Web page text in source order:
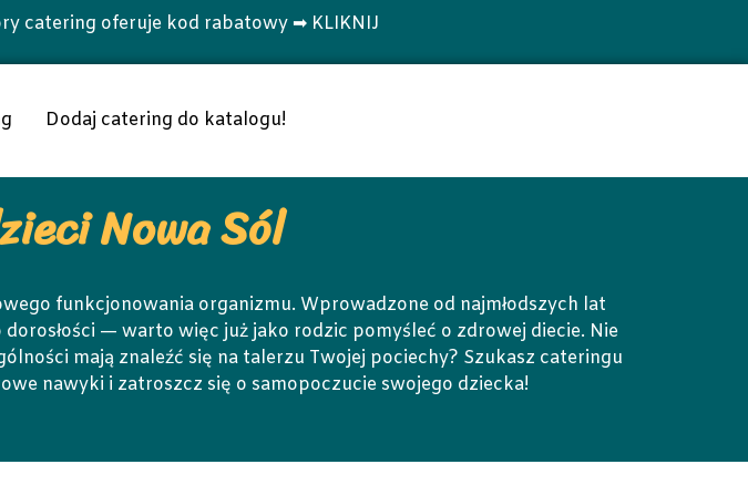
catering oferuje kod rabatowy ➡ KLIKNIJ
Dodaj catering do katalogu!
Nowa Sól
funkcjonowania organizmu. Wprowadzone od najmłodszych lat
— warto więc już jako rodzic pomyśleć o zdrowej diecie. Nie
mają znaleźć się na talerzu Twojej pociechy? Szukasz cateringu
nawyki i zatroszcz się o samopoczucie swojego dziecka!